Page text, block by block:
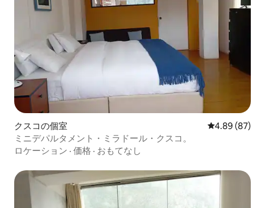
クスコの個室 レビュー87
4.89 (87)
ミニデパルタメント・ミラドール・クスコ。
ロケーション · 価格 · おもてなし